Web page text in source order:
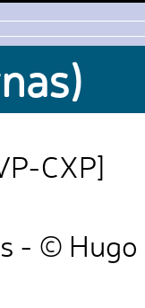
CXP]
- © Hugo